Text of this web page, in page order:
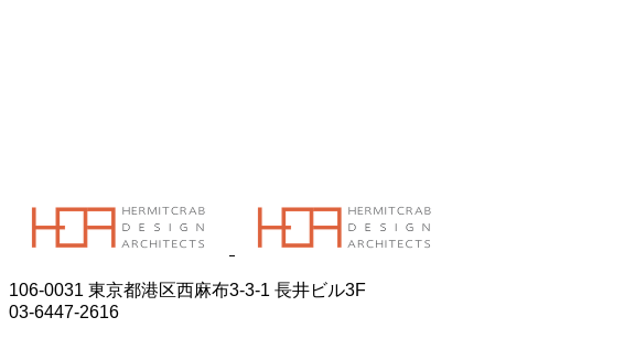
106-0031 東京都港区西麻布3-3-1 長井ビル3F
03-6447-2616